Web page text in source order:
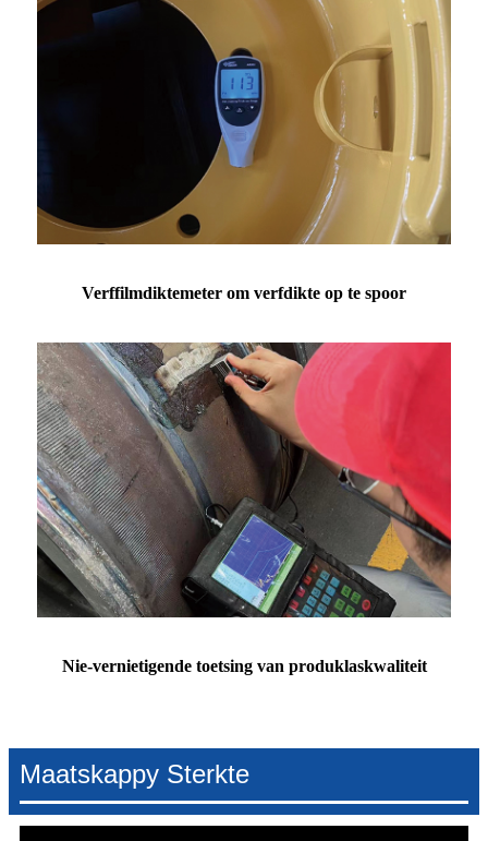
Verffilmdiktemeter om verfdikte op te spoor
Nie-vernietigende toetsing van produklaskwaliteit
Maatskappy Sterkte